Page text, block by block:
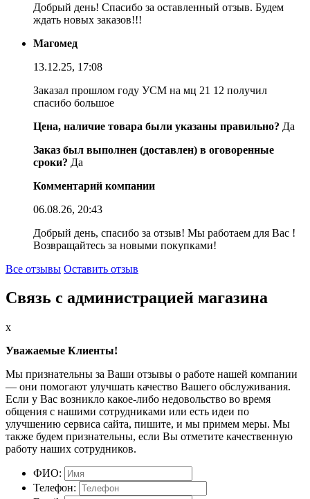
Добрый день! Спасибо за оставленный отзыв. Будем
ждать новых заказов!!!
Магомед
13.12.25, 17:08
Заказал прошлом году УСМ на мц 21 12 получил
спасибо большое
Цена, наличие товара были указаны правильно? Да
Заказ был выполнен (доставлен) в оговоренные
сроки? Да
Комментарий компании
06.08.26, 20:43
Добрый день, спасибо за отзыв! Мы работаем для Вас !
Возвращайтесь за новыми покупками!
Все отзывы Оставить отзыв
Связь с администрацией магазина
x
Уважаемые Клиенты!
Мы признательны за Ваши отзывы о работе нашей компании
— они помогают улучшать качество Вашего обслуживания.
Если у Вас возникло какое-либо недовольство во время
общения с нашими сотрудниками или есть идеи по
улучшению сервиса сайта, пишите, и мы примем меры. Мы
также будем признательны, если Вы отметите качественную
работу наших сотрудников.
ФИО:
Телефон: